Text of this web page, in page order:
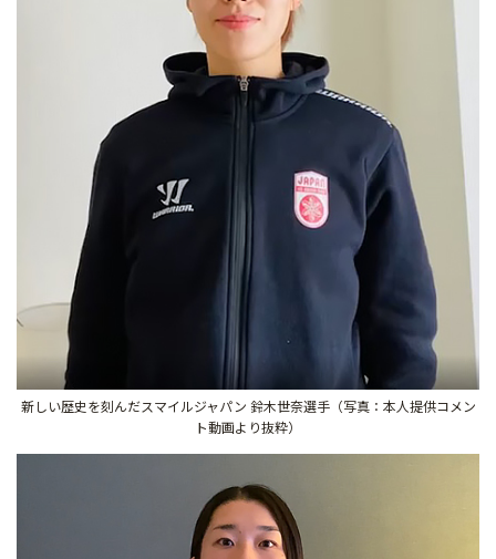
新しい歴史を刻んだスマイルジャパン 鈴木世奈選手（写真：本人提供コメン
ト動画より抜粋）